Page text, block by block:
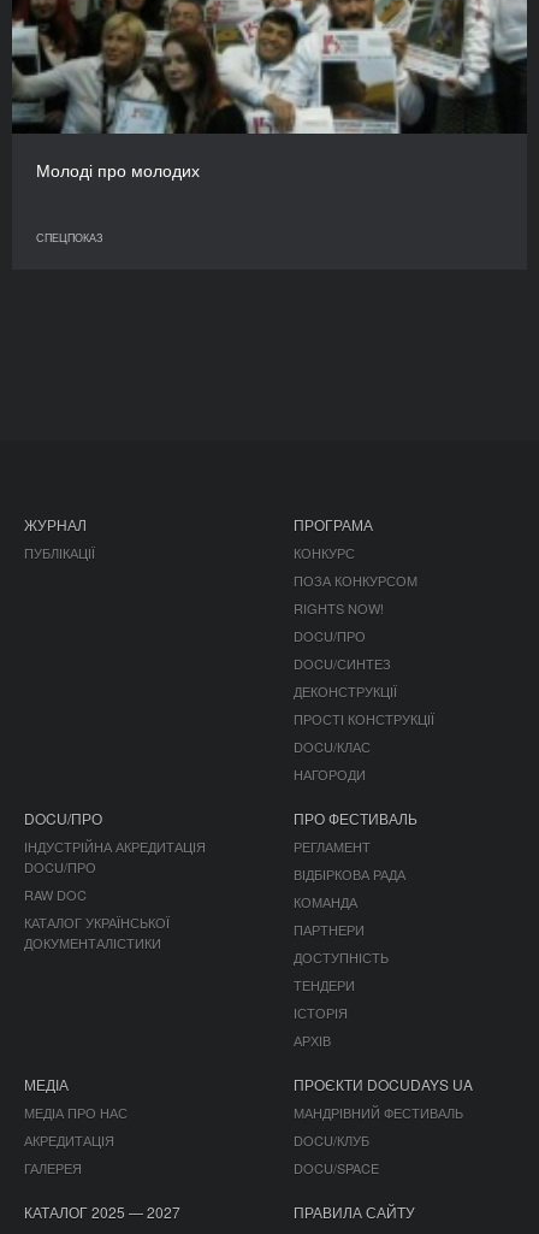
Молоді про молодих
СПЕЦПОКАЗ
ЖУРНАЛ
ПУБЛІКАЦІЇ
ПРОГРАМА
КОНКУРС
ПОЗА КОНКУРСОМ
RIGHTS NOW!
DOCU/ПРО
DOCU/СИНТЕЗ
ДЕКОНСТРУКЦІЇ
ПРОСТІ КОНСТРУКЦІЇ
DOCU/КЛАС
НАГОРОДИ
DOCU/ПРО
ІНДУСТРІЙНА АКРЕДИТАЦІЯ
DOCU/ПРО
RAW DOC
КАТАЛОГ УКРАЇНСЬКОЇ
ДОКУМЕНТАЛІСТИКИ
ПРО ФЕСТИВАЛЬ
РЕГЛАМЕНТ
ВІДБІРКОВА РАДА
КОМАНДА
ПАРТНЕРИ
ДОСТУПНІСТЬ
ТЕНДЕРИ
ІСТОРІЯ
АРХІВ
МЕДІА
МЕДІА ПРО НАС
АКРЕДИТАЦІЯ
ГАЛЕРЕЯ
ПРОЄКТИ DOCUDAYS UA
МАНДРІВНИЙ ФЕСТИВАЛЬ
DOCU/КЛУБ
DOCU/SPACE
КАТАЛОГ 2025 — 2027 ПРАВИЛА САЙТУ